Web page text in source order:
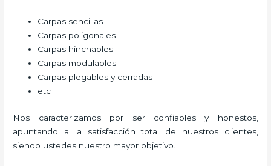
Carpas sencillas
Carpas poligonales
Carpas hinchables
Carpas modulables
Carpas plegables y cerradas
etc
Nos caracterizamos por ser confiables y honestos,
apuntando a la satisfacción total de nuestros clientes,
siendo ustedes nuestro mayor objetivo.